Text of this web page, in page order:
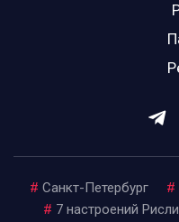
# Санкт-Петербург #
# 7 настроений